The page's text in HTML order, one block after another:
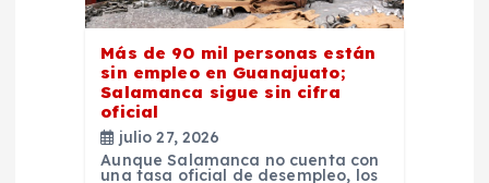
Más de 90 mil personas están
sin empleo en Guanajuato;
Salamanca sigue sin cifra
oficial
julio 27, 2026
Aunque Salamanca no cuenta con
una tasa oficial de desempleo, los